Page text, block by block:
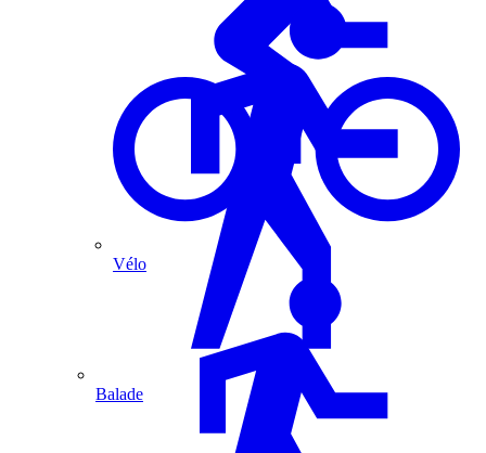
Vélo
Balade